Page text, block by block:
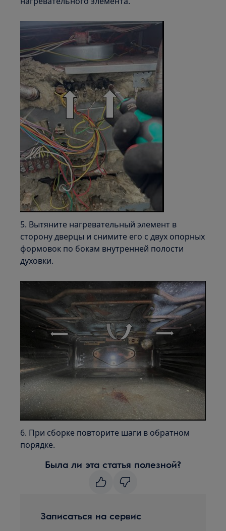
5. Вытяните нагревательный элемент в
сторону дверцы и снимите его с двух опорных
формовок по бокам внутренней полости
духовки.
6. При сборке повторите шаги в обратном
порядке.
Была ли эта статья полезной?
Записаться на сервис